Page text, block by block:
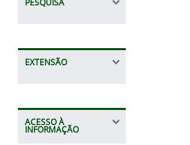
PESQUISA
EXTENSÃO
ACESSO À
INFORMAÇÃO